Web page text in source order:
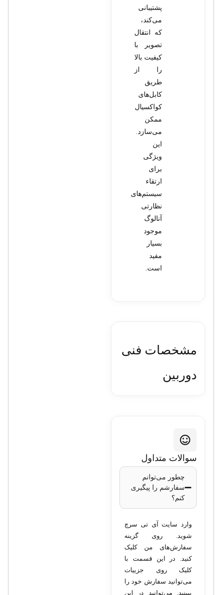
پشتیبانی
می‌کند،
که انتقال
تصویر با
کیفیت بالا
را از
طریق
کابل‌های
کواکسیال
ممکن
می‌سازد.
این
ویژگی
برای
ارتقاء
سیستم‌های
نظارتی
آنالوگ
موجود
بسیار
مفید
است.
مشخصات فنی
دوربین
2CE70DF3T-
PF 3.6mm
مدل
کیفیت تصویر
: 2
مگاپیکسل (1080p)
نوع سنسور
: ثابت 3.6
میلی‌متر
سوالات متداول
چطور می‌توانم
سفارشم را پیگیری
کنم؟
وارد سایت آی تی سرچ
شوید. روی گزینه
سفارش‌های من کلیک
کنید. در این قسمت با
کلیک روی جزییات
می‌توانید سفارش خود را
ببینید. می‌توانید در این